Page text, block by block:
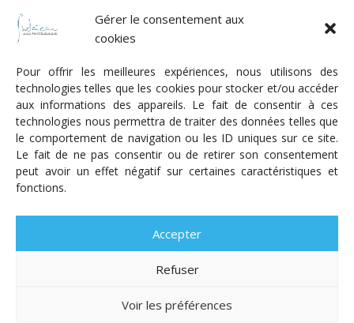
Gérer le consentement aux
cookies
Pour offrir les meilleures expériences, nous utilisons des
technologies telles que les cookies pour stocker et/ou accéder
aux informations des appareils. Le fait de consentir à ces
technologies nous permettra de traiter des données telles que
le comportement de navigation ou les ID uniques sur ce site.
Le fait de ne pas consentir ou de retirer son consentement
peut avoir un effet négatif sur certaines caractéristiques et
fonctions.
Accepter
Refuser
Voir les préférences
Radio Judaica Strasbourg
Tous droits réservés
RADIO JUDAÏCA
ÉMISSIONS ET GRILLE DES PROGRAMMES
PODCASTS
UN DON
ADHÉRER MENTIONS LÉGALES
RÉAL.